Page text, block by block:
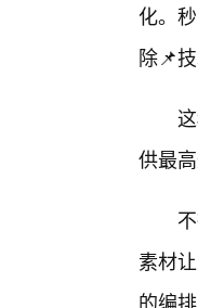
化。
除📌
供最
素材
的编